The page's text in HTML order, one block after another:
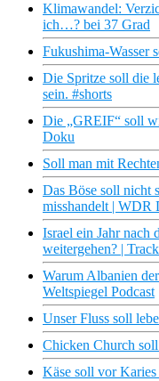
Klimawandel:
ich…? bei 37 Grad
Fukushima-Wasser
Die Spritze soll die
sein. #shorts
Die „GREIF“ soll
Doku
Soll man mit
Das Böse soll nicht
misshandelt | WDR
Israel ein Jahr nach
weitergehen? |
Warum Albanien
Weltspiegel Podcast
Unser Fluss soll
Chicken Church
Käse soll vor Karies